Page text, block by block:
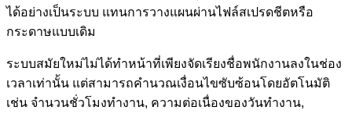
ได้อย่างเป็นระบบ แทนการวางแผนผ่านไฟล์สเปรดชีตหรือ
กระดาษแบบเดิม
ระบบสมัยใหม่ไม่ได้ทำหน้าที่เพียงจัดเรียงชื่อพนักงานลงในช่อง
เวลาเท่านั้น แต่สามารถคำนวณเงื่อนไขซับซ้อนโดยอัตโนมัติ
เช่น จำนวนชั่วโมงทำงาน, ความต่อเนื่องของวันทำงาน,